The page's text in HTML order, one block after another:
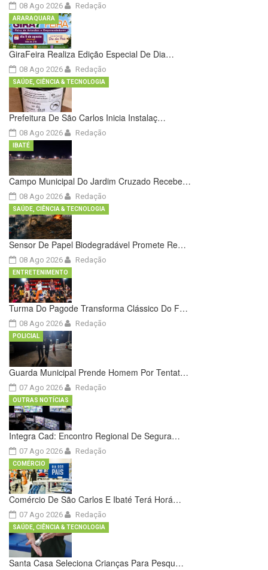
08 Ago 2026 Redação
GiraFeira Realiza Edição Especial De Dia…
08 Ago 2026
ARARAQUARA
Redação
Prefeitura De São Carlos Inicia Instalaç…
08 Ago 2026
SAÚDE, CIÊNCIA & TECNOLOGIA
Redação
Campo Municipal Do Jardim Cruzado Recebe…
08 Ago 2026
IBATÉ
Redação
Sensor De Papel Biodegradável Promete Re…
08 Ago 2026
SAÚDE, CIÊNCIA & TECNOLOGIA
Redação
Turma Do Pagode Transforma Clássico Do F…
08 Ago 2026
ENTRETENIMENTO
Redação
Guarda Municipal Prende Homem Por Tentat…
07 Ago 2026
POLICIAL
Redação
Integra Cad: Encontro Regional De Segura…
07 Ago 2026
OUTRAS NOTÍCIAS
Redação
Comércio De São Carlos E Ibaté Terá Horá…
07 Ago 2026
COMÉRCIO
Redação
Santa Casa Seleciona Crianças Para Pesqu…
SAÚDE, CIÊNCIA & TECNOLOGIA